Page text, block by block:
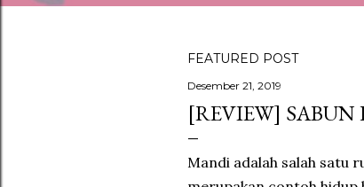
P
o
s
FEATURED POST
Desember 21, 2019
[REVIEW] SABUN
Mandi adalah salah satu